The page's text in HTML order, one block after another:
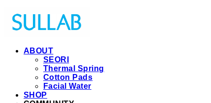
ABOUT
SEORI
Thermal Spring
Cotton Pads
Facial Water
SHOP